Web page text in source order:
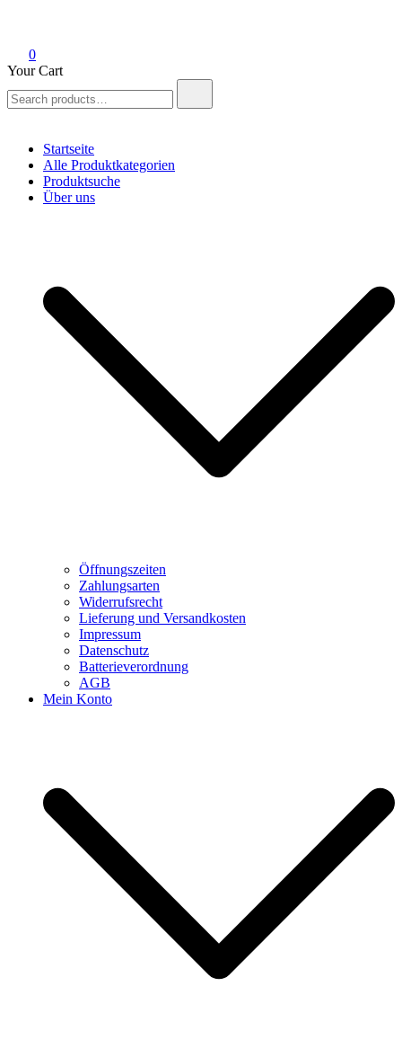
0
Your Cart
for:
Startseite
Alle Produktkategorien
Produktsuche
Über uns
Öffnungszeiten
Zahlungsarten
Widerrufsrecht
Lieferung und Versandkosten
Impressum
Datenschutz
Batterieverordnung
AGB
Mein Konto